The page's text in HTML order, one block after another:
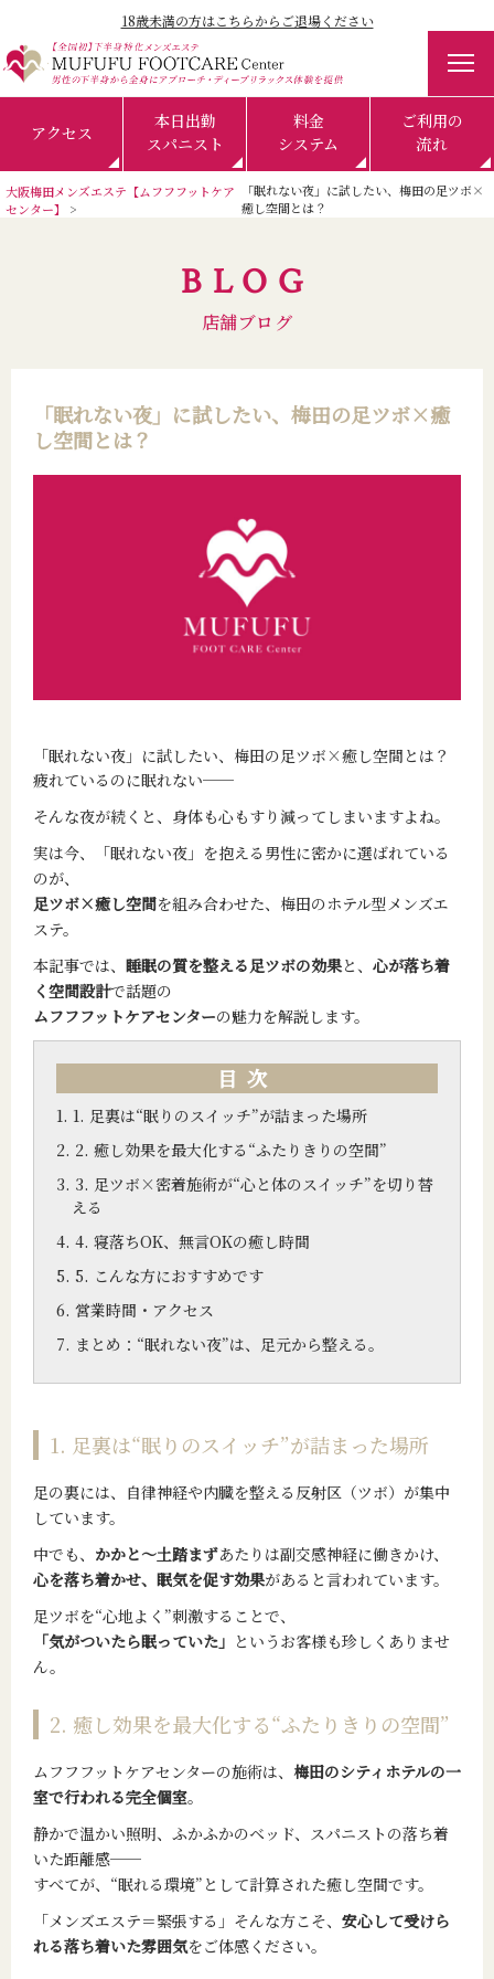
18歳未満の方はこちらからご退場ください
アクセス
本日出勤
スパニスト
料金
システム
ご利用の
流れ
大阪梅田メンズエステ【ムフフフットケア
センター】
「眠れない夜」に試したい、梅田の足ツボ×
癒し空間とは？
BLOG
店舗ブログ
「眠れない夜」に試したい、梅田の足ツボ×癒
し空間とは？
「眠れない夜」に試したい、梅田の足ツボ×癒し空間とは？
疲れているのに眠れない──
そんな夜が続くと、身体も心もすり減ってしまいますよね。
実は今、「眠れない夜」を抱える男性に密かに選ばれている
のが、
足ツボ×癒し空間を組み合わせた、梅田のホテル型メンズエ
ステ。
本記事では、 睡眠の質を整える足ツボの効果と、 心が落ち着
く空間設計で話題の
ムフフフットケアセンターの魅力を解説します。
目次
1. 足裏は“眠りのスイッチ”が詰まった場所
2. 癒し効果を最大化する“ふたりきりの空間”
3. 足ツボ×密着施術が“心と体のスイッチ”を切り替
える
4. 寝落ちOK、無言OKの癒し時間
5. こんな方におすすめです
営業時間・アクセス
まとめ：“眠れない夜”は、足元から整える。
1. 足裏は“眠りのスイッチ”が詰まった場所
足の裏には、自律神経や内臓を整える反射区（ツボ）が集中
しています。
中でも、 かかと〜土踏まずあたりは副交感神経に働きかけ、
心を落ち着かせ、眠気を促す効果があると言われています。
足ツボを“心地よく”刺激することで、
「気がついたら眠っていた」 というお客様も珍しくありませ
ん。
2. 癒し効果を最大化する“ふたりきりの空間”
ムフフフットケアセンターの施術は、 梅田のシティホテルの一
室で行われる完全個室。
静かで温かい照明、ふかふかのベッド、スパニストの落ち着
いた距離感──
すべてが、“眠れる環境”として計算された癒し空間です。
「メンズエステ＝緊張する」そんな方こそ、 安心して受けら
れる落ち着いた雰囲気をご体感ください。